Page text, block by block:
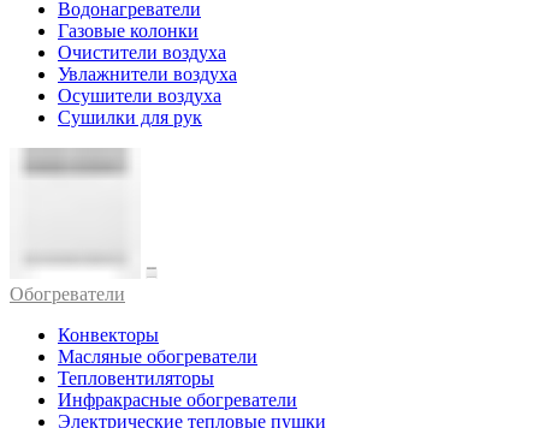
Водонагреватели
Газовые колонки
Очистители воздуха
Увлажнители воздуха
Осушители воздуха
Сушилки для рук
Обогреватели
Конвекторы
Масляные обогреватели
Тепловентиляторы
Инфракрасные обогреватели
Электрические тепловые пушки